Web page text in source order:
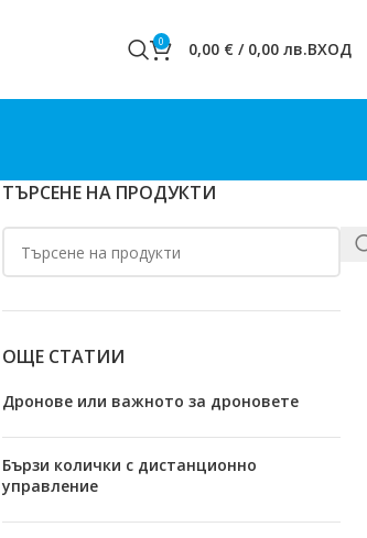
0 0,00 € / 0,00 лв.ВХОД
ТЪРСЕНЕ НА ПРОДУКТИ
ОЩЕ СТАТИИ
Дронове или важното за дроновете
Бързи колички с дистанционно
управление